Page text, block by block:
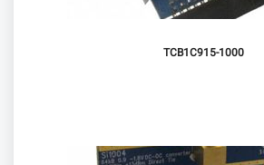
1000-TCB1C915